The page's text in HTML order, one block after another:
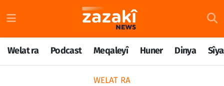
Welat ra Podcast Meqaleyî Huner Dinya
WELAT RA
Welat ra
Podcast
Nöbetçi Eczaneler
Hava Durumu